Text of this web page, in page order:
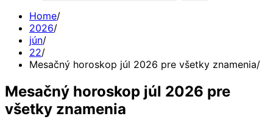
Home
2026
jún
22
Mesačný horoskop júl 2026 pre všetky znamenia
Mesačný horoskop júl 2026 pre
všetky znamenia